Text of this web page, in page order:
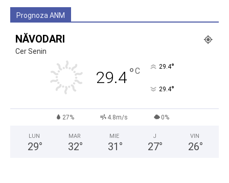
Prognoza ANM
NĂVODARI
Cer Senin
29.4°C 29.4°
29.4°
27% 4.8m/s 0%
LUN
29°
MAR
32°
MIE
31 °
J
27°
VIN
26°